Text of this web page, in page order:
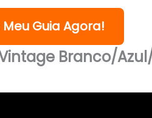
Guia Agora!
Branco/